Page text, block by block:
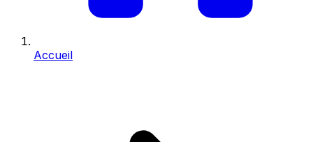
Accueil